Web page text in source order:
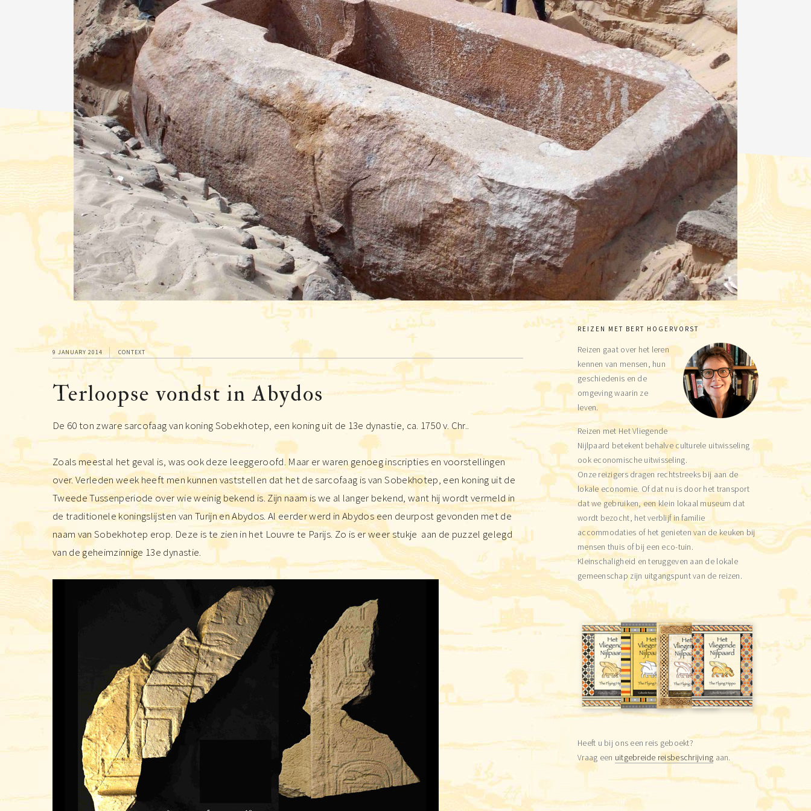
9 JANUARY 2014 CONTEXT
Terloopse vondst in Abydos
De 60 ton zware sarcofaag van koning Sobekhotep, een koning uit de 13e dynastie, ca. 1750 v. Chr..
Zoals meestal het geval is, was ook deze leeggeroofd. Maar er waren genoeg inscripties en voorstellingen
over. Verleden week heeft men kunnen vaststellen dat het de sarcofaag is van Sobekhotep, een koning uit de
Tweede Tussenperiode over wie weinig bekend is. Zijn naam is we al langer bekend, want hij wordt vermeld in
de traditionele koningslijsten van Turijn en Abydos. Al eerder werd in Abydos een deurpost gevonden met de
naam van Sobekhotep erop. Deze is te zien in het Louvre te Parijs. Zo is er weer stukje aan de puzzel gelegd
van de geheimzinnige 13e dynastie.
Primary
Sidebar
REIZEN MET BERT HOGERVORST
Reizen gaat over het leren
kennen van mensen, hun
geschiedenis en de
omgeving waarin ze
leven.
Reizen met Het Vliegende
Nijlpaard betekent behalve culturele uitwisseling
ook economische uitwisseling.
Onze reizigers dragen rechtstreeks bij aan de
lokale economie. Of dat nu is door het transport
dat we gebruiken, een klein lokaal museum dat
wordt bezocht, het verblijf in familie
accommodaties of het genieten van de keuken bij
mensen thuis of bij een eco-tuin.
Kleinschaligheid en teruggeven aan de lokale
gemeenschap zijn uitgangspunt van de reizen.
Heeft u bij ons een reis geboekt?
Vraag een uitgebreide reisbeschrijving aan.